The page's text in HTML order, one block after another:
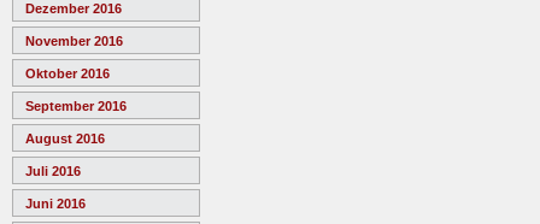
Dezember 2016
November 2016
Oktober 2016
September 2016
August 2016
Juli 2016
Juni 2016